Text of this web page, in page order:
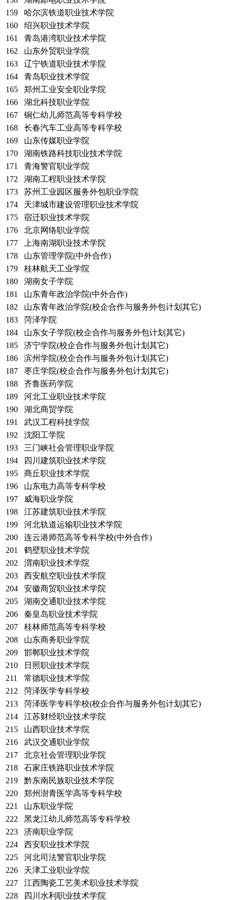
159
哈尔滨铁道职业技术学院
160
绍兴职业技术学院
161
青岛港湾职业技术学院
162
山东外贸职业学院
163
辽宁铁道职业技术学院
164
青岛职业技术学院
165
郑州工业安全职业学院
166
湖北科技职业学院
167
铜仁幼儿师范高等专科学校
168
长春汽车工业高等专科学校
169
山东传媒职业学院
170
湖南铁路科技职业技术学院
171
青海警官职业学院
172
湖南工程职业技术学院
173
苏州工业园区服务外包职业学院
174
天津城市建设管理职业技术学院
175
宿迁职业技术学院
176
北京网络职业学院
177
上海南湖职业技术学院
178
山东管理学院(中外合作)
179
桂林航天工业学院
180
湖南女子学院
181
山东青年政治学院(中外合作)
182
山东青年政治学院(校企合作与服务外包计划其它)
183
菏泽学院
184
山东女子学院(校企合作与服务外包计划其它)
185
济宁学院(校企合作与服务外包计划其它)
186
滨州学院(校企合作与服务外包计划其它)
187
枣庄学院(校企合作与服务外包计划其它)
188
齐鲁医药学院
189
河北工业职业技术学院
190
湖北商贸学院
191
武汉工程科技学院
192
沈阳工学院
193
三门峡社会管理职业学院
194
四川建筑职业技术学院
195
商丘职业技术学院
196
山东电力高等专科学校
197
威海职业学院
198
江苏建筑职业技术学院
199
河北轨道运输职业技术学院
200
连云港师范高等专科学校(中外合作)
201
鹤壁职业技术学院
202
渭南职业技术学院
203
西安航空职业技术学院
204
安徽商贸职业技术学院
205
湖南交通职业技术学院
206
秦皇岛职业技术学院
207
桂林师范高等专科学校
208
山东商务职业学院
209
邯郸职业技术学院
210
日照职业技术学院
211
常德职业技术学院
212
菏泽医学专科学校
213
菏泽医学专科学校(校企合作与服务外包计划其它)
214
江苏财经职业技术学院
215
山西职业技术学院
216
武汉交通职业学院
217
北京社会管理职业学院
218
石家庄铁路职业技术学院
219
黔东南民族职业技术学院
220
郑州澍青医学高等专科学校
221
山东职业学院
222
黑龙江幼儿师范高等专科学校
223
济南职业学院
224
西安职业技术学院
225
河北司法警官职业学院
226
天津工业职业学院
227
江西陶瓷工艺美术职业技术学院
228
四川水利职业技术学院